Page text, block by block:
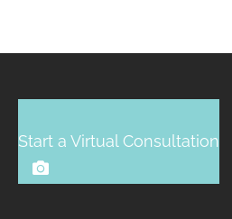
Start a Virtual Consultation